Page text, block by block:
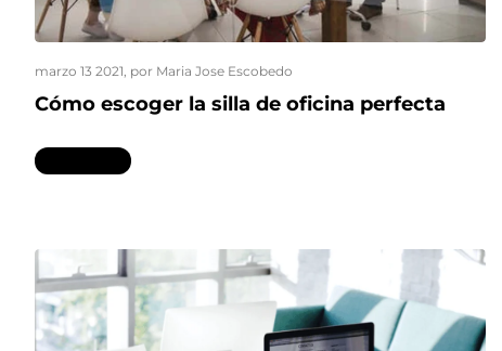
marzo 13 2021 , por Maria Jose Escobedo
Cómo escoger la silla de oficina perfecta
Leer más...